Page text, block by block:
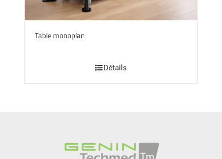
Table monoplan
Détails